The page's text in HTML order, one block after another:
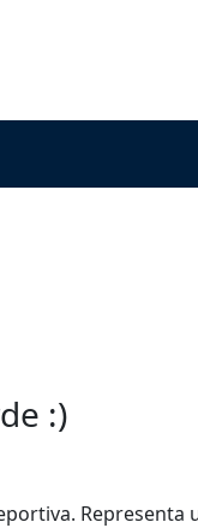
:)
Representa